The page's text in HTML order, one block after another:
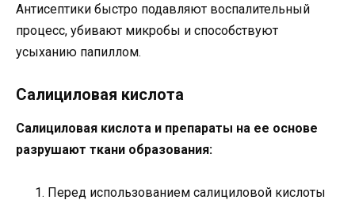
Антисептики быстро подавляют воспалительный
процесс, убивают микробы и способствуют
усыханию папиллом.
Салициловая кислота
Салициловая кислота и препараты на ее основе
разрушают ткани образования:
Перед использованием салициловой кислоты